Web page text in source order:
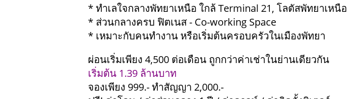
* ทำเลใจกลางพัทยาเหนือ ใกล้ Terminal 21, โลตัสพัทยาเหนือ
* ส่วนกลางครบ ฟิตเนส - Co-working Space
* เหมาะกับคนทำงาน หรือเริ่มต้นครอบครัวในเมืองพัทยา
ผ่อนเริ่มเพียง 4,500 ต่อเดือน ถูกกว่าค่าเช่าในย่านเดียวกัน
เริ่มต้น 1.39 ล้านบาท
จองเพียง 999.- ทำสัญญา 2,000.-